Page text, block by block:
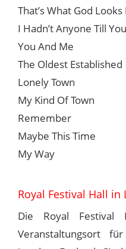
That’s What God Looks
I Hadn’t Anyone Till You
You And Me
The Oldest Established
Lonely Town
My Kind Of Town
Remember
Maybe This Time
My Way
Royal Festival Hall in
Die Royal
Veranstaltungsort